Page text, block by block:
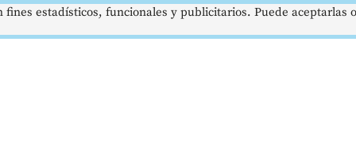
estadísticos, funcionales y publicitarios. Puede aceptarlas